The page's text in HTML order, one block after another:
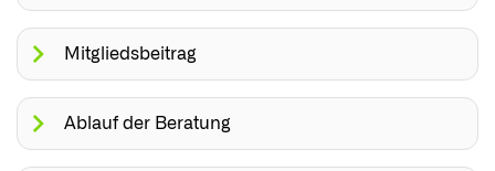
Mitgliedsbeitrag
Ablauf der Beratung